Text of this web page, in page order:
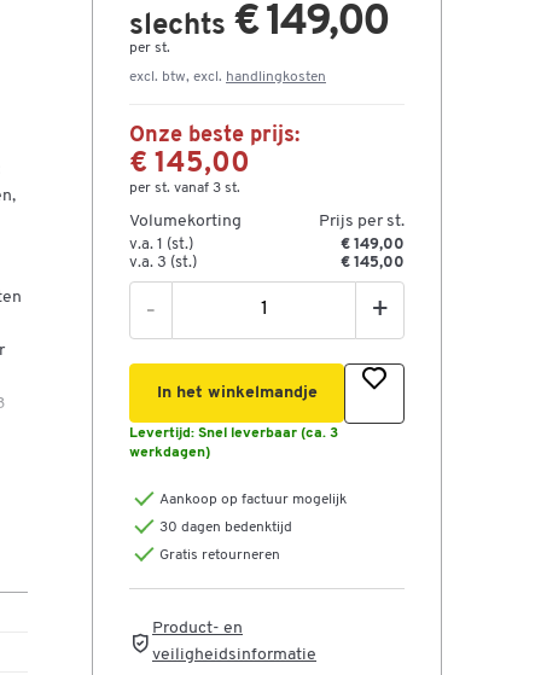
slechts € 149,00
per st.
excl. btw, excl. handlingkosten
Onze beste prijs:
€ 145,00
per st. vanaf 3 st.
Volumekorting Prijs per st.
v.a. 1 (st.)
€ 149,00
v.a. 3 (st.)
€ 145,00
- +
In het winkelmandje
Levertijd: Snel leverbaar (ca. 3
werkdagen)
Aankoop op factuur mogelijk
30 dagen bedenktijd
Gratis retourneren
Product- en
veiligheidsinformatie